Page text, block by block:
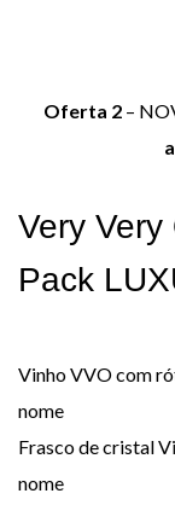
Very
Pack
Vinho VVO com
nome
Frasco de cristal
nome
Oferta 2–